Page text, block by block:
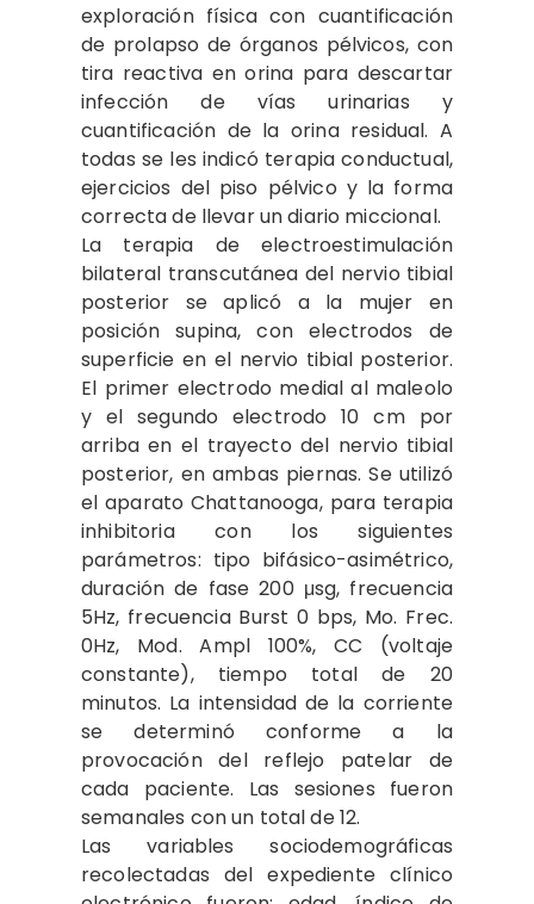
exploración física con cuantificación
de prolapso de órganos pélvicos, con
tira reactiva en orina para descartar
infección de vías urinarias y
cuantificación de la orina residual. A
todas se les indicó terapia conductual,
ejercicios del piso pélvico y la forma
correcta de llevar un diario miccional.
La terapia de electroestimulación
bilateral transcutánea del nervio tibial
posterior se aplicó a la mujer en
posición supina, con electrodos de
superficie en el nervio tibial posterior.
El primer electrodo medial al maleolo
y el segundo electrodo 10 cm por
arriba en el trayecto del nervio tibial
posterior, en ambas piernas. Se utilizó
el aparato Chattanooga, para terapia
inhibitoria con los siguientes
parámetros: tipo bifásico-asimétrico,
duración de fase 200 μsg, frecuencia
5Hz, frecuencia Burst 0 bps, Mo. Frec.
0Hz, Mod. Ampl 100%, CC (voltaje
constante), tiempo total de 20
minutos. La intensidad de la corriente
se determinó conforme a la
provocación del reflejo patelar de
cada paciente. Las sesiones fueron
semanales con un total de 12.
Las variables sociodemográficas
recolectadas del expediente clínico